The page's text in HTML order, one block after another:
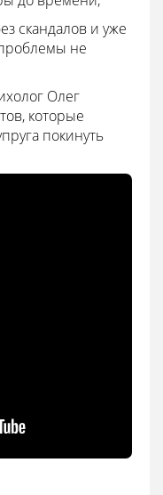
скандалов и уже
не
Олег
которые
покинуть